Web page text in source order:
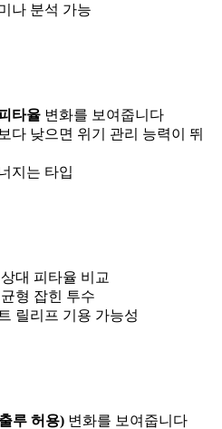
나 분석 가능
타율 변화를 보여줍니다
다 낮으면 위기 관리 능력이 뛰
지는 타입
대 피타율 비교
형 잡힌 투수
릴리프 기용 가능성
루 허용) 변화를 보여줍니다